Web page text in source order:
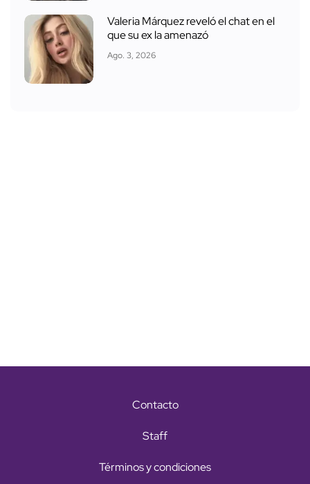
Valeria Márquez reveló el chat en el
que su ex la amenazó
Ago. 3, 2026
Contacto
Staff
Términos y condiciones